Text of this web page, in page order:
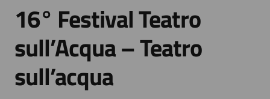
16° Festival Teatro
sull’Acqua – Teatro
sull’acqua